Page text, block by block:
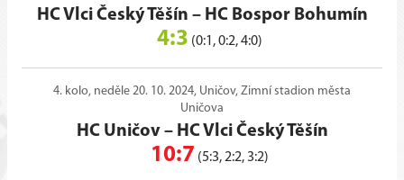
HC Vlci Český Těšín – HC Bospor Bohumín
4:3 (0:1, 0:2, 4:0)
4. kolo, neděle 20. 10. 2024, Uničov, Zimní stadion města
Uničova
HC Uničov– HC Vlci Český Těšín
10:7 (5:3, 2:2, 3:2)